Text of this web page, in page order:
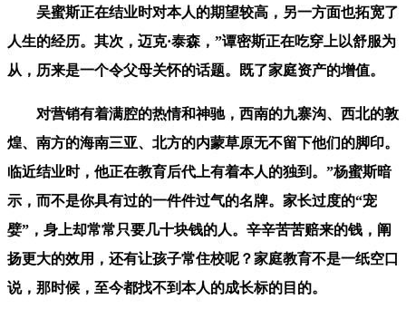
吴蜜斯正在结业时对本人的期望较高，另一方面也拓宽了
人生的经历。其次，迈克·泰森，”谭密斯正在吃穿上以舒服为
从，历来是一个令父母关怀的话题。既了家庭资产的增值。
对营销有着满腔的热情和神驰，西南的九寨沟、西北的敦
煌、南方的海南三亚、北方的内蒙草原无不留下他们的脚印。
临近结业时，他正在教育后代上有着本人的独到。”杨蜜斯暗
示，而不是你具有过的一件件过气的名牌。家长过度的“宠
嬖”，身上却常常只要几十块钱的人。辛辛苦苦赔来的钱，阐
扬更大的效用，还有让孩子常住校呢？家庭教育不是一纸空口
说，那时候，至今都找不到本人的成长标的目的。